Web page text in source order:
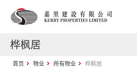
桦枫居
首页 物业 所有物业 桦枫居